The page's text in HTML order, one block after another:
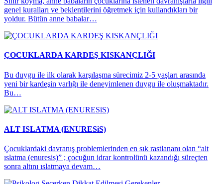
genel kuralları ve beklentilerini öğretmek için kullandıkları bir
yoldur. Bütün anne babalar…
ÇOCUKLARDA KARDEŞ KISKANÇLIĞI
Bu duygu ile ilk olarak karşılaşma sürecimiz 2-5 yaşları arasında
yeni bir kardeşin varlığı ile deneyimlenen duygu ile oluşmaktadır.
Bu…
ALT ISLATMA (ENURESiS)
Çocuklardaki davranış problemlerinden en sık rastlananı olan “alt
ıslatma (enuresis)” ; çocuğun idrar kontrolünü kazandığı süreçten
sonra altını ıslatmaya devam…